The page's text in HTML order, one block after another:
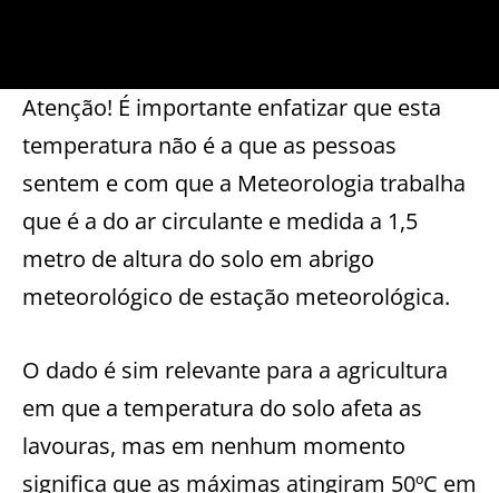
Atenção! É importante enfatizar que esta
temperatura não é a que as pessoas
sentem e com que a Meteorologia trabalha
que é a do ar circulante e medida a 1,5
metro de altura do solo em abrigo
meteorológico de estação meteorológica.
O dado é sim relevante para a agricultura
em que a temperatura do solo afeta as
lavouras, mas em nenhum momento
significa que as máximas atingiram 50ºC em